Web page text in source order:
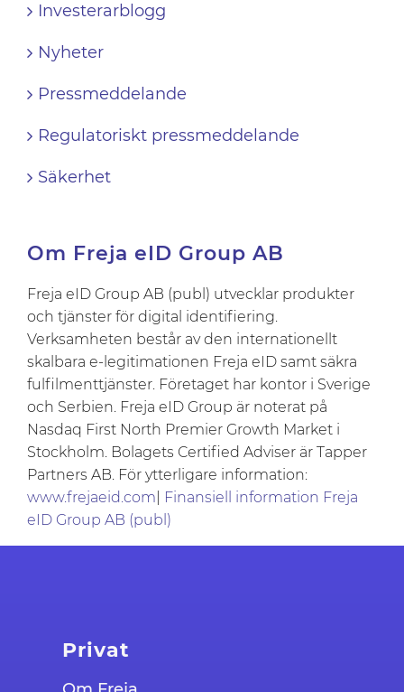
Investerarblogg
Nyheter
Pressmeddelande
Regulatoriskt pressmeddelande
Säkerhet
Om Freja eID Group AB
Freja eID Group AB (publ) utvecklar produkter
och tjänster för digital identifiering.
Verksamheten består av den internationellt
skalbara e-legitimationen Freja eID samt säkra
fulfilmenttjänster. Företaget har kontor i Sverige
och Serbien. Freja eID Group är noterat på
Nasdaq First North Premier Growth Market i
Stockholm. Bolagets Certified Adviser är Tapper
Partners AB. För ytterligare information:
www.frejaeid.com
Finansiell information Freja
eID Group AB (publ)
Privat